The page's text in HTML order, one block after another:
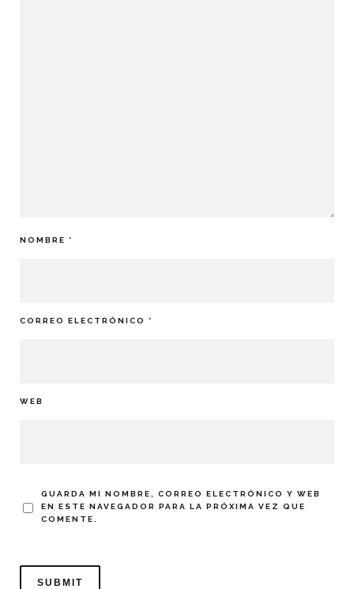
NOMBRE *
CORREO ELECTRÓNICO *
WEB
GUARDA MI NOMBRE, CORREO ELECTRÓNICO Y WEB
EN ESTE NAVEGADOR PARA LA PRÓXIMA VEZ QUE
COMENTE.